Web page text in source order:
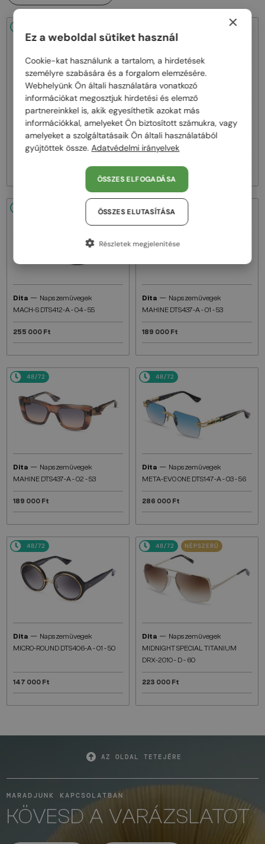
Dita— Napszemüvegek
MACH ONE DRX-2030 TITANIUM -
W - 59
—
MACH SIX//TITANIUM DTS121 - 01 -
62
Dita — Napszemüvegek
MACH-S DTS412-A - 04 - 55
255 000 Ft
48/72
Dita — Napszemüvegek
MAHINE DTS437-A - 01 - 53
189 000 Ft
48/72
Dita — Napszemüvegek
MAHINE DTS437-A - 02 - 53
189 000 Ft
48/72
Dita — Napszemüvegek
META-EVO ONE DTS147-A - 03 - 56
286 000 Ft
48/72
Dita — Napszemüvegek
MICRO-ROUND DTS406-A - 01 - 50
147 000 Ft
48/72 NÉPSZERŰ
Dita — Napszemüvegek
MIDNIGHT SPECIAL TITANIUM
DRX-2010 - D - 60
223 000 Ft
AZ OLDAL TETEJÉRE
MARADJUNK KAPCSOLATBAN
KÖVESD A VARÁZSLATOT
×
Ez a weboldal sütiket használ
Cookie-kat használunk a tartalom, a hirdetések
személyre szabására és a forgalom elemzésére.
Webhelyünk Ön általi használatára vonatkozó
információkat megosztjuk hirdetési és elemző
partnereinkkel is, akik egyesíthetik azokat más
információkkal, amelyeket Ön biztosított számukra, vagy
amelyeket a szolgáltatásaik Ön általi használatából
gyűjtöttek össze.Adatvédelmi irányelvek
ÖSSZES ELFOGADÁSA
ÖSSZES ELUTASÍTÁSA
Részletek megjelenítése